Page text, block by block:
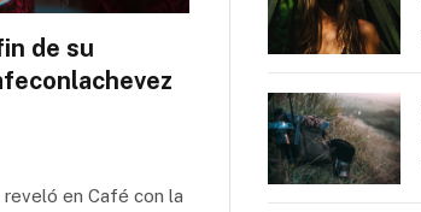
de su
en Café con la